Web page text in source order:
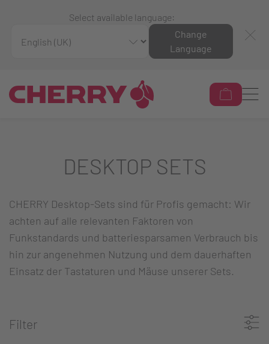
Select available language:
Change
Language
DESKTOP SETS
CHERRY Desktop-Sets sind für Profis gemacht: Wir
achten auf alle relevanten Faktoren von
Funkstandards und batteriesparsamen Verbrauch bis
hin zur angenehmen Nutzung und dem dauerhaften
Einsatz der Tastaturen und Mäuse unserer Sets.
Filter